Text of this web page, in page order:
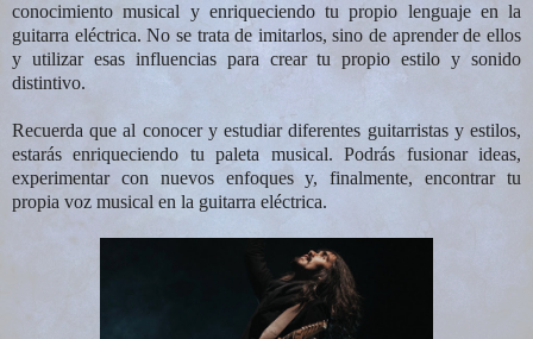
conocimiento musical y enriqueciendo tu propio lenguaje en la
guitarra eléctrica. No se trata de imitarlos, sino de aprender de ellos
y utilizar esas influencias para crear tu propio estilo y sonido
distintivo.
Recuerda que al conocer y estudiar diferentes guitarristas y estilos,
estarás enriqueciendo tu paleta musical. Podrás fusionar ideas,
experimentar con nuevos enfoques y, finalmente, encontrar tu
propia voz musical en la guitarra eléctrica.